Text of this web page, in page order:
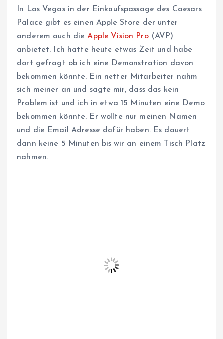
In Las Vegas in der Einkaufspassage des Caesars
Palace gibt es einen Apple Store der unter
anderem auch dieApple Vision Pro(AVP)
anbietet. Ich hatte heute etwas Zeit und habe
dort gefragt ob ich eine Demonstration davon
bekommen könnte. Ein netter Mitarbeiter nahm
sich meiner an und sagte mir, dass das kein
Problem ist und ich in etwa 15 Minuten eine Demo
bekommen könnte. Er wollte nur meinen Namen
und die Email Adresse dafür haben. Es dauert
dann keine 5 Minuten bis wir an einem Tisch Platz
nahmen.